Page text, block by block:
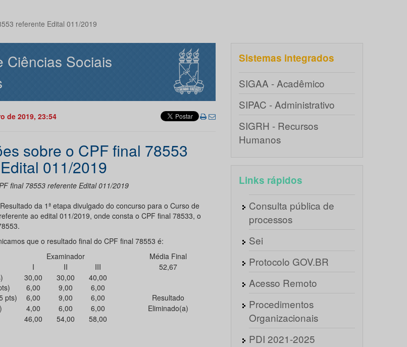
referente Edital 011/2019
Ciências Sociais
de 2019, 23:54
sobre o CPF final 78553
011/2019
final 78553 referente Edital 011/2019
da 1ª etapa divulgado do concurso para o Curso de
ao edital 011/2019, onde consta o CPF final 78533, o
que o resultado final do CPF final 78553 é:
Examinador
Média Final
I II III
52,67
30,00 30,00
40,00
6,00 9,00
6,00
pts)
6,00 9,00 6,00
Resultado
4,00 6,00 6,00
Eliminado(a)
46,00 54,00 58,00
Sistemas integrados
SIGAA - Acadêmico
SIPAC - Administrativo
SIGRH - Recursos
Humanos
Links rápidos
Consulta pública de
processos
Sei
Protocolo GOV.BR
Acesso Remoto
Procedimentos
Organizacionais
PDI 2021-2025